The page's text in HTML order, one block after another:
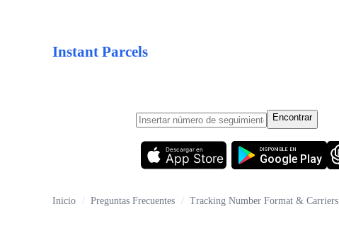
Instant Parcels
Encontrar
App Store
Descargar en
Google Play
DISPONIBLE EN
Inicio / Preguntas Frecuentes / Tracking Number Format & Carriers